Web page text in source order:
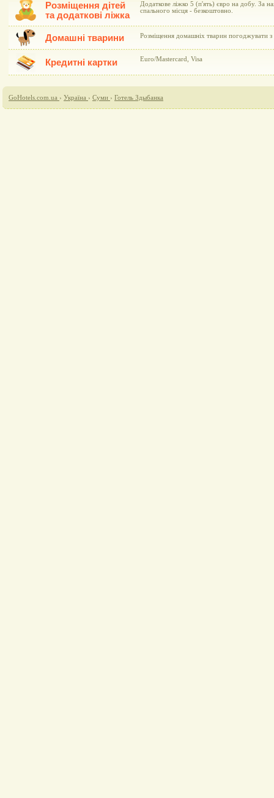
Розміщення дітей
та додаткові ліжка
Додаткове ліжко 5 (п'ять) євро на добу. За
спального місця - безкоштовно.
Домашні тварини Розміщення домашніх тварин погоджувати з
Кредитні картки Euro/Mastercard, Visa
GoHotels.com.ua › Україна › Суми › Готель Здыбанка